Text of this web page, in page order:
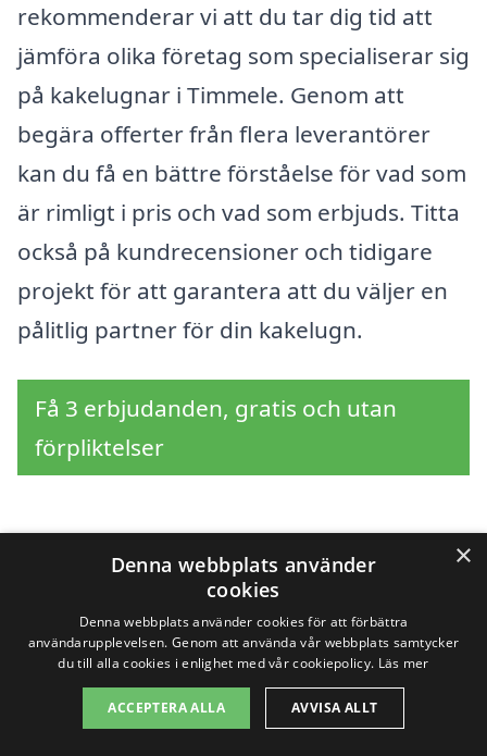
rekommenderar vi att du tar dig tid att
jämföra olika företag som specialiserar sig
på kakelugnar i Timmele. Genom att
begära offerter från flera leverantörer
kan du få en bättre förståelse för vad som
är rimligt i pris och vad som erbjuds. Titta
också på kundrecensioner och tidigare
projekt för att garantera att du väljer en
pålitlig partner för din kakelugn.
Få 3 erbjudanden, gratis och utan
förpliktelser
Sök efter en
professionell för
kakelugn i andra städer
nära Timmele
×
Denna webbplats använder
cookies
Denna webbplats använder cookies för att förbättra
användarupplevelsen. Genom att använda vår webbplats samtycker
du till alla cookies i enlighet med vår cookiepolicy. Läs mer
ACCEPTERA ALLA AVVISA ALLT